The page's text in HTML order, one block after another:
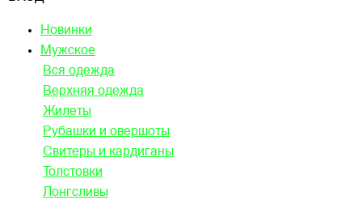
Новинки
Мужское
Вся одежда
Верхняя одежда
Жилеты
Рубашки и овершоты
Свитеры и кардиганы
Толстовки
Лонгсливы